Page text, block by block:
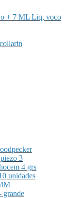
+ 7 ML Liq, voco
3
4 grs
unidades
grande